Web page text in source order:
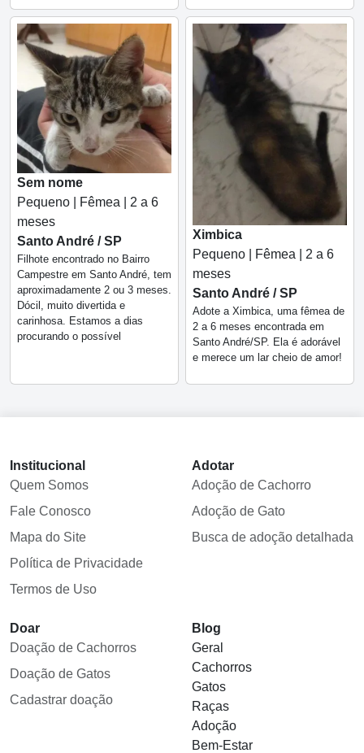
Sem nome
Pequeno | Fêmea | 2 a 6
meses
Santo André / SP
Filhote encontrado no Bairro
Campestre em Santo André, tem
aproximadamente 2 ou 3 meses.
Dócil, muito divertida e
carinhosa. Estamos a dias
procurando o possível
Ximbica
Pequeno | Fêmea | 2 a 6
meses
Santo André / SP
Adote a Ximbica, uma fêmea de
2 a 6 meses encontrada em
Santo André/SP. Ela é adorável
e merece um lar cheio de amor!
Institucional
Quem Somos
Fale Conosco
Mapa do Site
Política de Privacidade
Termos de Uso
Adotar
Adoção de Cachorro
Adoção de Gato
Busca de adoção detalhada
Doar
Doação de Cachorros
Doação de Gatos
Cadastrar doação
Blog
Geral
Cachorros
Gatos
Raças
Adoção
Bem-Estar